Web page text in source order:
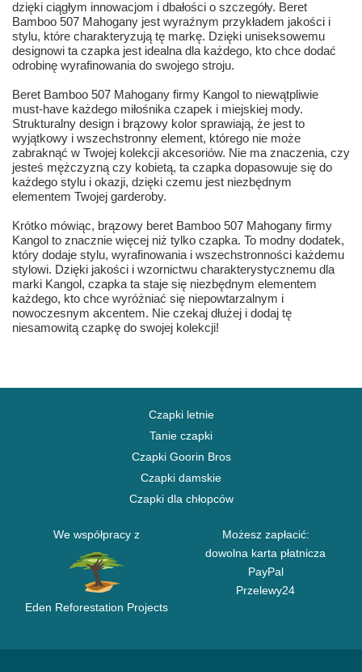
dzięki ciągłym innowacjom i dbałości o szczegóły. Beret
Bamboo 507 Mahogany jest wyraźnym przykładem jakości i
stylu, które charakteryzują tę markę. Dzięki uniseksowemu
designowi ta czapka jest idealna dla każdego, kto chce dodać
odrobinę wyrafinowania do swojego stroju.
Beret Bamboo 507 Mahogany firmy Kangol to niewątpliwie
must-have każdego miłośnika czapek i miejskiej mody.
Strukturalny design i brązowy kolor sprawiają, że jest to
wyjątkowy i wszechstronny element, którego nie może
zabraknąć w Twojej kolekcji akcesoriów. Nie ma znaczenia, czy
jesteś mężczyzną czy kobietą, ta czapka dopasowuje się do
każdego stylu i okazji, dzięki czemu jest niezbędnym
elementem Twojej garderoby.
Krótko mówiąc, brązowy beret Bamboo 507 Mahogany firmy
Kangol to znacznie więcej niż tylko czapka. To modny dodatek,
który dodaje stylu, wyrafinowania i wszechstronności każdemu
stylowi. Dzięki jakości i wzornictwu charakterystycznemu dla
marki Kangol, czapka ta staje się niezbędnym elementem
każdego, kto chce wyróżniać się niepowtarzalnym i
nowoczesnym akcentem. Nie czekaj dłużej i dodaj tę
niesamowitą czapkę do swojej kolekcji!
Czapki letnie
Tanie czapki
Czapki Goorin Bros
Czapki damskie
Czapki dla chłopców
We współpracy z
Eden Reforestation Projects
Możesz zapłacić:
dowolna karta płatnicza
PayPal
Przelewy24